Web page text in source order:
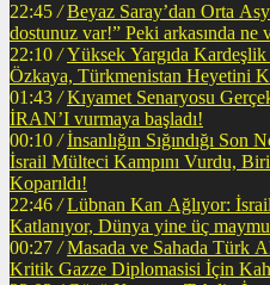
22:45 / Beyaz Saray’dan Orta
dostunuz var!” Peki arkasında ne
22:10 / Yüksek Yargıda
Özkaya, Türkmenistan Heyetini
01:43 / Kıyamet Senaryosu Gerçek Oldu! ABD
İRAN’I vurmaya başladı!
00:10 / İnsanlığın Sığındığı
İsrail Mülteci Kampını Vurdu,
Koparıldı!
22:46 / Lübnan Kan Ağlıyor:
Katlanıyor, Dünya yine üç
00:27 / Masada ve Sahada Türk
Kritik Gazze Diplomasisi İçin